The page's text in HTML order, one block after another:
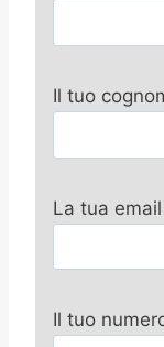
Il tuo
La tua email
Il tuo